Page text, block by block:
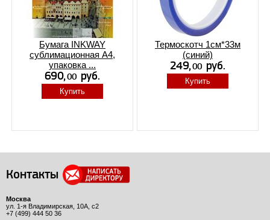
Бумага INKWAY
сублимационная A4,
упаковка ...
Купить
Термоскотч 1cм*33м
(синий)
Купить
Контакты
Москва
ул. 1-я Владимирская, 10А, с2
+7 (499) 444 50 36